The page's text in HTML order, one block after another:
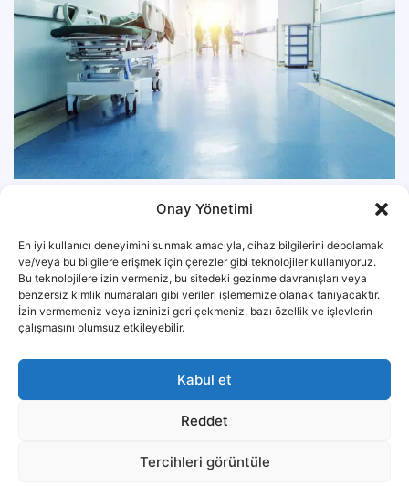
Onay Yönetimi
En iyi kullanıcı deneyimini sunmak amacıyla, cihaz bilgilerini depolamak
ve/veya bu bilgilere erişmek için çerezler gibi teknolojiler kullanıyoruz.
Bu teknolojilere izin vermeniz, bu sitedeki gezinme davranışları veya
benzersiz kimlik numaraları gibi verileri işlememize olanak tanıyacaktır.
İzin vermemeniz veya izninizi geri çekmeniz, bazı özellik ve işlevlerin
çalışmasını olumsuz etkileyebilir.
Kabul et
Reddet
Tercihleri görüntüle